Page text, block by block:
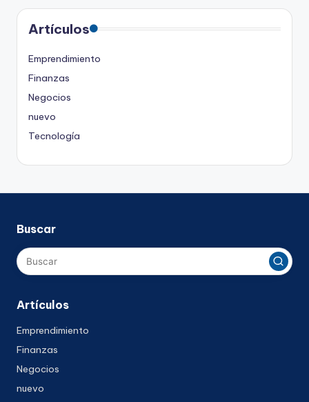
Artículos
Emprendimiento
Finanzas
Negocios
nuevo
Tecnología
Buscar
Artículos
Emprendimiento
Finanzas
Negocios
nuevo